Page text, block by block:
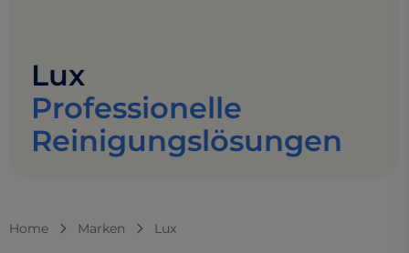
Lux
Professionelle
Reinigungslösungen
Home Marken Lux